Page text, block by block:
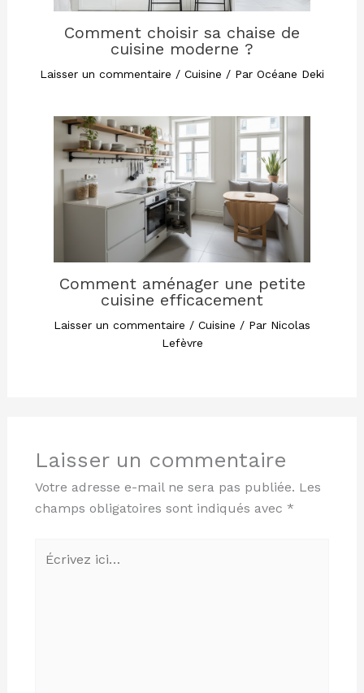
Comment choisir sa chaise de
cuisine moderne ?
Laisser un commentaire / Cuisine / Par Océane Deki
Comment aménager une petite
cuisine efficacement
Laisser un commentaire / Cuisine / Par Nicolas
Lefèvre
Laisser un commentaire
Votre adresse e-mail ne sera pas publiée. Les
champs obligatoires sont indiqués avec *